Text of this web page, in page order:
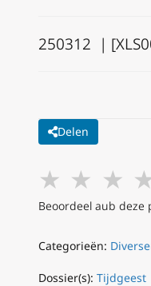
250312 |
Delen
★ ★ ★
Beoordeel aub deze
Categorieën:
Dossier(s): Tijdgeest